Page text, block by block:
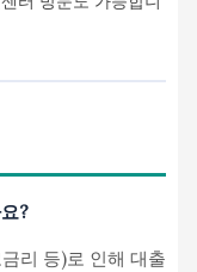
?
리 등)로 인해 대출